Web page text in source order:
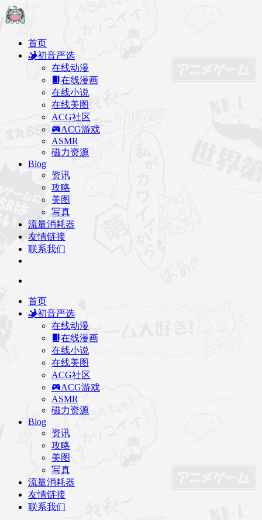
首页
初音严选
在线动漫
在线漫画
在线小说
在线美图
ACG社区
ACG游戏
ASMR
磁力资源
Blog
资讯
攻略
美图
写真
流量消耗器
友情链接
联系我们
首页
初音严选
在线动漫
在线漫画
在线小说
在线美图
ACG社区
ACG游戏
ASMR
磁力资源
Blog
资讯
攻略
美图
写真
流量消耗器
友情链接
联系我们